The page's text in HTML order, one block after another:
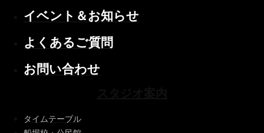
イベント＆お知らせ
よくあるご質問
お問い合わせ
タイムテーブル